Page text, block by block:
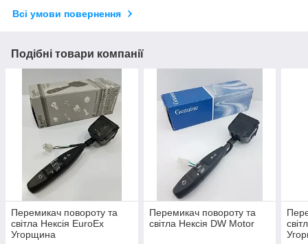
Всі умови повернення
Подібні товари компанії
Перемикач повороту та
світла Нексія EuroEx
Угорщина
Перемикач повороту та
світла Нексія DW Motor